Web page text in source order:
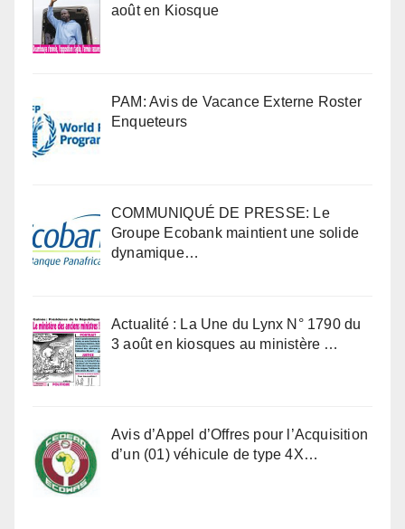
août en Kiosque
PAM: Avis de Vacance Externe Roster
Enqueteurs
COMMUNIQUÉ DE PRESSE: Le
Groupe Ecobank maintient une solide
dynamique…
Actualité : La Une du Lynx N° 1790 du
3 août en kiosques au ministère …
Avis d’Appel d’Offres pour l’Acquisition
d’un (01) véhicule de type 4X…